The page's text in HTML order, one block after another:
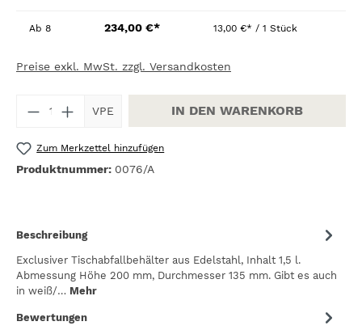
Ab 8 234,00 €* 13,00 €* / 1 Stück
Preise exkl. MwSt. zzgl. Versandkosten
Produkt Anzahl: Gib den
VPE IN DEN WARENKORB
Zum Merkzettel hinzufügen
Produktnummer: 0076/A
Beschreibung
Exclusiver Tischabfallbehälter aus Edelstahl, Inhalt 1,5 l.
Abmessung Höhe 200 mm, Durchmesser 135 mm. Gibt es auch
in weiß/… Mehr
Bewertungen